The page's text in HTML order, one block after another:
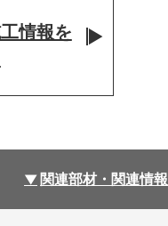
情報を
関連部材・関連情報